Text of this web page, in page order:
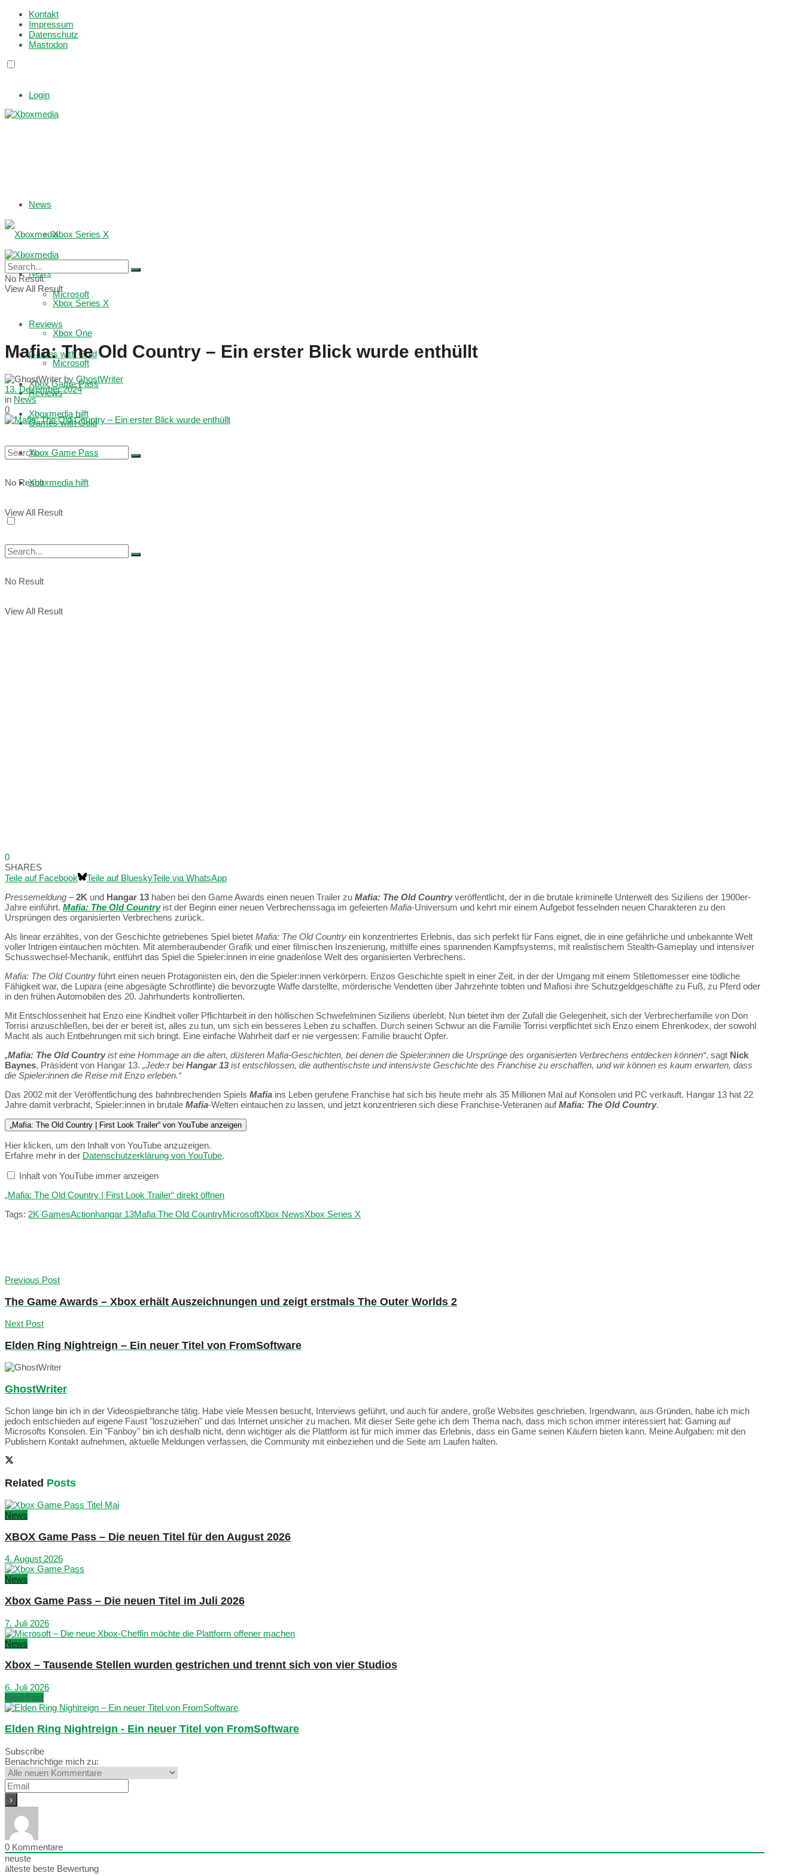
Kontakt
Impressum
Datenschutz
Mastodon
Login
News
Xbox Series X
Microsoft
Reviews
Games with Gold
Xbox Game Pass
Xboxmedia hilft
No Result
View All Result
News
Xbox Series X
Xbox One
Microsoft
Reviews
Games with Gold
Xbox Game Pass
Xboxmedia hilft
No Result
View All Result
No Result
View All Result
Mafia: The Old Country – Ein erster Blick wurde enthüllt
by GhostWriter
13. Dezember 2024
in News
0
0
SHARES
Teile auf Facebook
Teile auf BlueskyTeile via WhatsApp
Pressemeldung –2K und Hangar 13 haben bei den Game Awards einen neuen Trailer zu Mafia: The Old Countryveröffentlicht, der in die brutale kriminelle Unterwelt des Siziliens der 1900er-
Jahre einführt. Mafia: The Old Countryist der Beginn einer neuen Verbrechenssaga im gefeierten Mafia-Universum und kehrt mir einem Aufgebot fesselnden neuen Charakteren zu den
Ursprüngen des organisierten Verbrechens zurück.
Als linear erzähltes, von der Geschichte getriebenes Spiel bietet Mafia: The Old Country ein konzentriertes Erlebnis, das sich perfekt für Fans eignet, die in eine gefährliche und unbekannte Welt
voller Intrigen eintauchen möchten. Mit atemberaubender Grafik und einer filmischen Inszenierung, mithilfe eines spannenden Kampfsystems, mit realistischem Stealth-Gameplay und intensiver
Schusswechsel-Mechanik, entführt das Spiel die Spieler:innen in eine gnadenlose Welt des organisierten Verbrechens.
Mafia: The Old Country führt einen neuen Protagonisten ein, den die Spieler:innen verkörpern. Enzos Geschichte spielt in einer Zeit, in der der Umgang mit einem Stilettomesser eine tödliche
Fähigkeit war, die Lupara (eine abgesägte Schrotflinte) die bevorzugte Waffe darstellte, mörderische Vendetten über Jahrzehnte tobten und Mafiosi ihre Schutzgeldgeschäfte zu Fuß, zu Pferd oder
in den frühen Automobilen des 20. Jahrhunderts kontrollierten.
Mit Entschlossenheit hat Enzo eine Kindheit voller Pflichtarbeit in den höllischen Schwefelminen Siziliens überlebt. Nun bietet ihm der Zufall die Gelegenheit, sich der Verbrecherfamilie von Don
Torrisi anzuschließen, bei der er bereit ist, alles zu tun, um sich ein besseres Leben zu schaffen. Durch seinen Schwur an die Familie Torrisi verpflichtet sich Enzo einem Ehrenkodex, der sowohl
Macht als auch Entbehrungen mit sich bringt. Eine einfache Wahrheit darf er nie vergessen: Familie braucht Opfer.
„Mafia: The Old Countryist eine Hommage an die alten, düsteren Mafia-Geschichten, bei denen die Spieler:innen die Ursprünge des organisierten Verbrechens entdecken können“, sagt Nick
Baynes, Präsident von Hangar 13. „Jede:r beiHangar 13 ist entschlossen, die authentischste und intensivste Geschichte des Franchise zu erschaffen, und wir können es kaum erwarten, dass
die Spieler:innen die Reise mit Enzo erleben.“
Das 2002 mit der Veröffentlichung des bahnbrechenden Spiels Mafia ins Leben gerufene Franchise hat sich bis heute mehr als 35 Millionen Mal auf Konsolen und PC verkauft. Hangar 13 hat 22
Jahre damit verbracht, Spieler:innen in brutale Mafia-Welten eintauchen zu lassen, und jetzt konzentrieren sich diese Franchise-Veteranen aufMafia: The Old Country.
„Mafia: The Old Country | First Look Trailer“ von YouTube anzeigen
Hier klicken, um den Inhalt von YouTube anzuzeigen.
Erfahre mehr in der Datenschutzerklärung von YouTube.
Inhalt von YouTube immer anzeigen
„Mafia: The Old Country | First Look Trailer“ direkt öffnen
Tags: 2K GamesActionhangar 13Mafia The Old CountryMicrosoftXbox NewsXbox Series X
Previous Post
The Game Awards – Xbox erhält Auszeichnungen und zeigt erstmals The Outer Worlds 2
Next Post
Elden Ring Nightreign – Ein neuer Titel von FromSoftware
GhostWriter
Schon lange bin ich in der Videospielbranche tätig. Habe viele Messen besucht, Interviews geführt, und auch für andere, große Websites geschrieben. Irgendwann, aus Gründen, habe ich mich
jedoch entschieden auf eigene Faust "loszuziehen" und das Internet unsicher zu machen. Mit dieser Seite gehe ich dem Thema nach, dass mich schon immer interessiert hat: Gaming auf
Microsofts Konsolen. Ein "Fanboy" bin ich deshalb nicht, denn wichtiger als die Plattform ist für mich immer das Erlebnis, dass ein Game seinen Käufern bieten kann. Meine Aufgaben: mit den
Publishern Kontakt aufnehmen, aktuelle Meldungen verfassen, die Community mit einbeziehen und die Seite am Laufen halten.
Related Posts
News
XBOX Game Pass – Die neuen Titel für den August 2026
4. August 2026
News
Xbox Game Pass – Die neuen Titel im Juli 2026
7. Juli 2026
News
Xbox – Tausende Stellen wurden gestrichen und trennt sich von vier Studios
6. Juli 2026
Next Post
Elden Ring Nightreign - Ein neuer Titel von FromSoftware
Subscribe
Benachrichtige mich zu:
0 Kommentare
neuste
älteste beste Bewertung